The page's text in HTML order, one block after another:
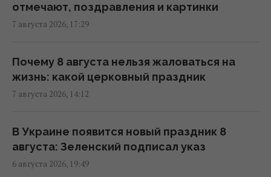
7 августа в Украину зайдут долгожданные
дожди и прохлада: каким областям
06:30 пятница, 07 августа 2026
7 августа Украину накроет непогода:
после жары
13:46 четверг, 06 августа 2026
отмечают, поздравления и картинки
7 августа 2026, 17:29
Почему 8 августа нельзя жаловаться на
жизнь: какой церковный праздник
7 августа 2026, 14:12
В Украине появится новый праздник 8
августа: Зеленский подписал указ
6 августа 2026, 19:49